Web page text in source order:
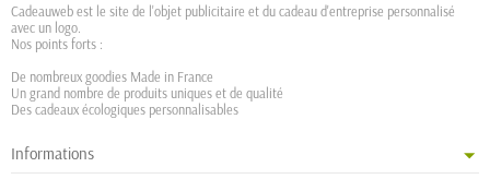
Cadeauweb est le site de l'objet publicitaire et du cadeau d'entreprise personnalisé
avec un logo.
Nos points forts :
De nombreux goodies Made in France
Un grand nombre de produits uniques et de qualité
Des cadeaux écologiques personnalisables
Informations